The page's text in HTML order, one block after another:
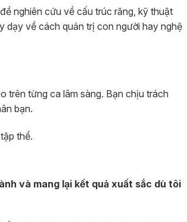
nghiên cứu về cấu trúc răng, kỹ thuật
dạy về cách quản trị con người hay nghệ
trên từng ca lâm sàng. Bạn chịu trách
bạn.
thể.
và mang lại kết quả xuất sắc dù tôi